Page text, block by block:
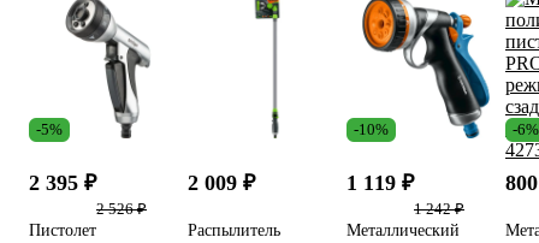
-5%
2 395 ₽
2 526 ₽
Пистолет
2 009 ₽
Распылитель
-10%
1 119 ₽
1 242 ₽
Металлический
-6%